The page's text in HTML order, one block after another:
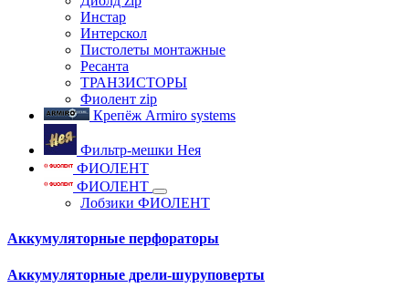
Инстар
Интерскол
Пистолеты монтажные
Ресанта
ТРАНЗИСТОРЫ
Фиолент zip
Крепёж Armiro systems
Фильтр-мешки Нея
ФИОЛЕНТ
ФИОЛЕНТ
Лобзики ФИОЛЕНТ
Аккумуляторные перфораторы
Аккумуляторные дрели-шуруповерты